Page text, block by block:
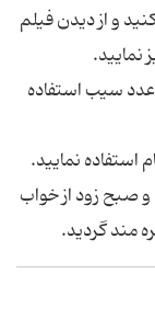
و از دیدن فیلم
نمایید.
سیب استفاده
بروید و صبح زود از خواب
مند گردید.